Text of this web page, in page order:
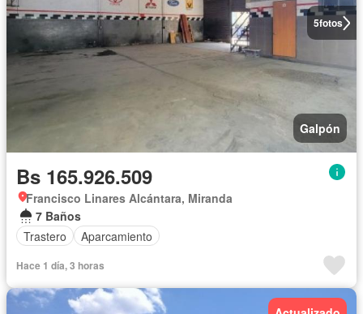
5fotos
Galpón
Bs 165.926.509
Francisco Linares Alcántara, Miranda
7 Baños
Trastero
Aparcamiento
Hace 1 día, 3 horas